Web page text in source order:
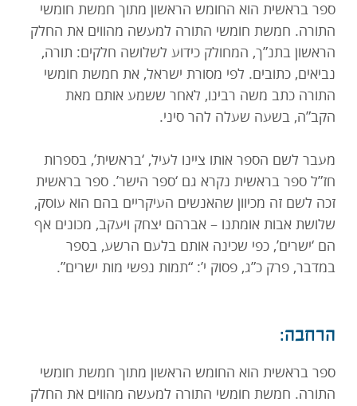
ספר בראשית הוא החומש הראשון מתוך חמשת חומשי
התורה. חמשת חומשי התורה למעשה מהווים את החלק
הראשון בתנ”ך, המחולק כידוע לשלושה חלקים: תורה,
נביאים, כתובים. לפי מסורת ישראל, את חמשת חומשי
התורה כתב משה רבינו, לאחר ששמע אותם מאת
הקב”ה, בשעה שעלה להר סיני.
מעבר לשם הספר אותו ציינו לעיל, ‘בראשית’, בספרות
חז”ל ספר בראשית נקרא גם ‘ספר הישר’. ספר בראשית
זכה לשם זה מכיוון שהאנשים העיקריים בהם הוא עוסק,
שלושת אבות אומתנו – אברהם יצחק ויעקב, מכונים אף
הם ‘ישרים’, כפי שכינה אותם בלעם הרשע, בספר
במדבר, פרק כ”ג, פסוק י’: “תמות נפשי מות ישרים”.
הרחבה:
ספר בראשית הוא החומש הראשון מתוך חמשת חומשי
התורה. חמשת חומשי התורה למעשה מהווים את החלק